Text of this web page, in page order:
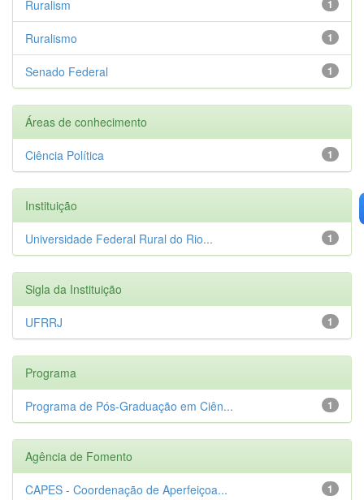
1
Ruralism
1
Ruralismo
1
Senado Federal
Áreas de conhecimento
1
Ciência Política
Instituição
1
Universidade Federal Rural do Rio...
Sigla da Instituição
1
UFRRJ
Programa
1
Programa de Pós-Graduação em Ciên...
Agência de Fomento
1
CAPES - Coordenação de Aperfeiçoa...